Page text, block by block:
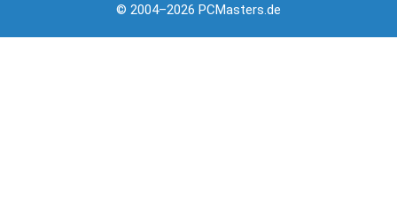
© 2004–2026 PCMasters.de